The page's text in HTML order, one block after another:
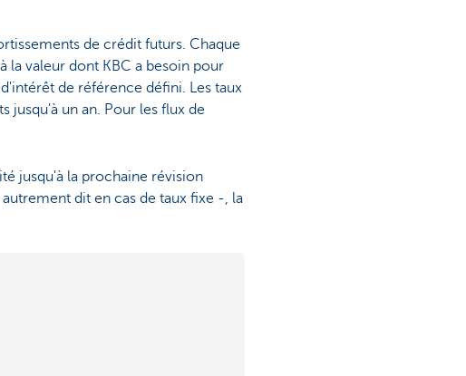
de crédit futurs. Chaque
la valeur dont KBC a besoin pour
de référence défini. Les taux
jusqu'à un an. Pour les flux de
jusqu'à la prochaine révision
dit en cas de taux fixe -, la